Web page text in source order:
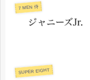
7 MEN 侍
SUPER EIGHT